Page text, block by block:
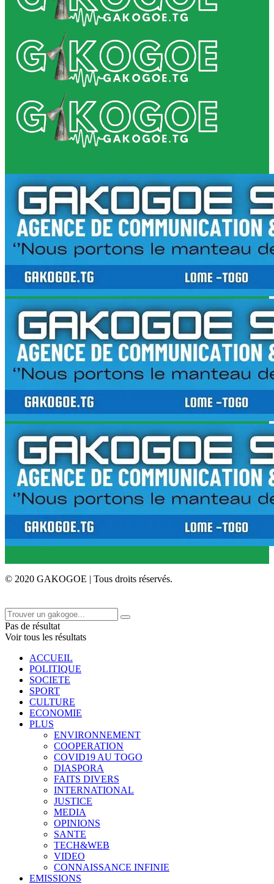
© 2020 GAKOGOE | Tous droits réservés.
Pas de résultat
Voir tous les résultats
ACCUEIL
POLITIQUE
SOCIETE
SPORT
CULTURE
ECONOMIE
PLUS
ENVIRONNEMENT
COOPERATION
COVID19 AU TOGO
DIASPORA
FAITS DIVERS
INTERNATIONAL
JUSTICE
MEDIA
OPINIONS
SANTE
TECH&WEB
VIDEO
CONNAISSANCE INFINIE
EMISSIONS